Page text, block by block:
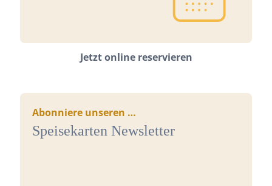
Jetzt online reservieren
Abonniere unseren …
Speisekarten Newsletter